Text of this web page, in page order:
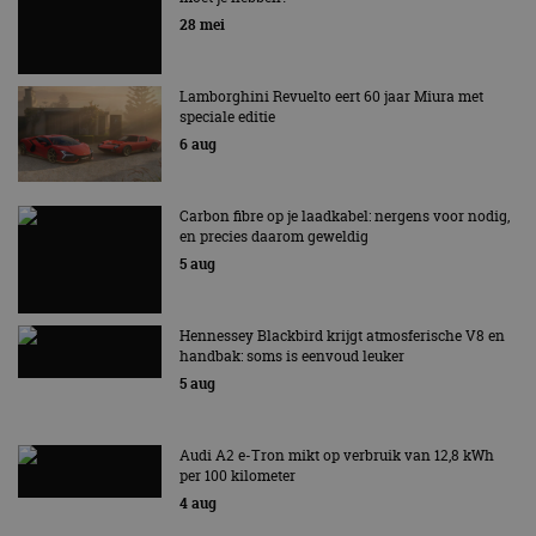
EV Experience 2026 van 24 tot 26 september
28 mei
Lamborghini Revuelto eert 60 jaar Miura met
speciale editie
6 aug
Carbon fibre op je laadkabel: nergens voor nodig,
en precies daarom geweldig
5 aug
Hennessey Blackbird krijgt atmosferische V8 en
handbak: soms is eenvoud leuker
5 aug
Audi A2 e-Tron mikt op verbruik van 12,8 kWh
per 100 kilometer
4 aug
strikt noodzakelijke cookies.
cf_clearance
Cloudflare,
Inc.
1 jaar
Deze
adres van
te
CookieScriptConsent
service